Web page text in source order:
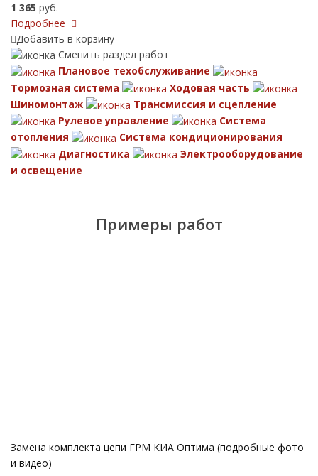
1 365 руб.
Подробнее
Добавить в корзину
Сменить раздел работ
Плановое техобслуживание
Тормозная система
Ходовая часть
Шиномонтаж
Трансмиссия и сцепление
Рулевое управление
Система
отопления
Система кондиционирования
Диагностика
Электрооборудование
и освещение
Примеры работ
Замена комплекта цепи ГРМ КИА Оптима (подробные фото
и видео)